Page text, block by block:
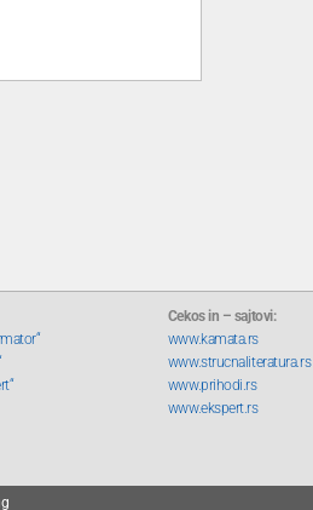
Cekos in – sajtovi:
www.kamata.rs
www.strucnaliteratura.rs
www.prihodi.rs
www.ekspert.rs